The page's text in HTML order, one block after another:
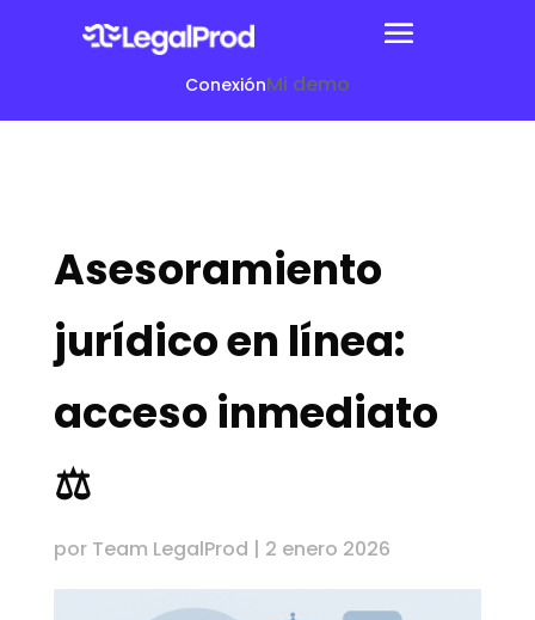
ConexiónMi demo
Asesoramiento
jurídico en línea:
acceso inmediato
⚖️
por Team LegalProd | 2 enero 2026